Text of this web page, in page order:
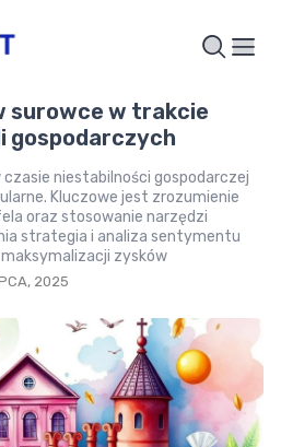
surowce w trakcie
gospodarczych
niestabilności gospodarczej
Kluczowe jest zrozumienie
oraz stosowanie narzędzi
strategia i analiza sentymentu
zysków
2025